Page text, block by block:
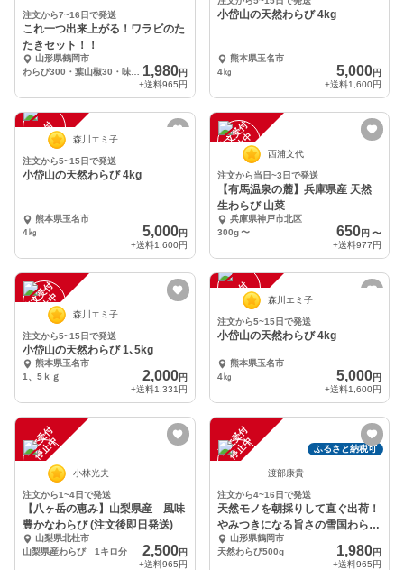
注文から7~16日で発送
これ一つ出来上がる！ワラビのた
たきセット！！
山形県鶴岡市
1,980円
+送料965円
小岱山の天然わらび 4kg
熊本県玉名市
4㎏
5,000円
+送料1,600円
注
文
受
付
停
止
中 森川エミ子
注文から5~15日で発送
小岱山の天然わらび 4kg
熊本県玉名市
4㎏
5,000円
+送料1,600円
注
文
受
付
停
止
中 西浦文代
注文から当日~3日で発送
【有馬温泉の麓】兵庫県産 天然
生わらび 山菜
兵庫県神戸市北区
300g 〜 650円 〜
+送料977円
注
文
受
付
停
止
中 森川エミ子
注文から5~15日で発送
小岱山の天然わらび 1､5kg
熊本県玉名市
1、5ｋｇ
2,000円
+送料1,331円
注
文
受
付
停
止
中 森川エミ子
注文から5~15日で発送
小岱山の天然わらび 4kg
熊本県玉名市
4㎏
5,000円
+送料1,600円
注
文
受
付
停
止
中
小林光夫
注文から1~4日で発送
【八ヶ岳の恵み】山梨県産 風味
豊かなわらび (注文後即日発送)
山梨県北杜市
山梨県産わらび 1キロ分
2,500円
+送料965円
注
文
受
付
停
止
中 ふるさと納税可
渡部康貴
注文から4~16日で発送
天然モノを朝採りして直ぐ出荷！
やみつきになる旨さの雪国わらび
500g山形県鶴岡市
天然わらび500g
1,980円
+送料965円